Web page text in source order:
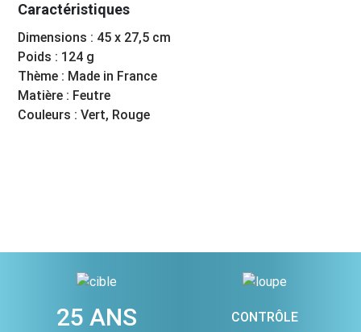
Caractéristiques
Dimensions : 45 x 27,5 cm
Poids : 124 g
Thème : Made in France
Matière : Feutre
Couleurs : Vert, Rouge
25 ANS CONTRÔLE